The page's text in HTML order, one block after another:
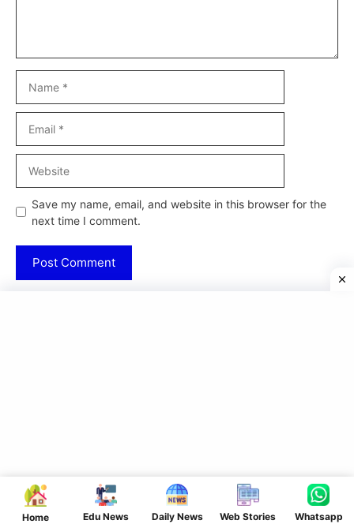
Home Edu News Daily News Web Stories Whatsapp
Save my name, email, and website in this browser for the
next time I comment.